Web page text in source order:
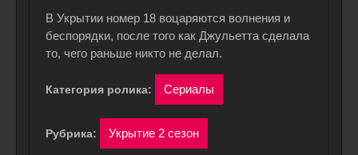
В Укрытии номер 18 воцаряются волнения и
беспорядки, после того как Джульетта сделала
то, чего раньше никто не делал.
Категория ролика: Сериалы
Рубрика: Укрытие 2 сезон